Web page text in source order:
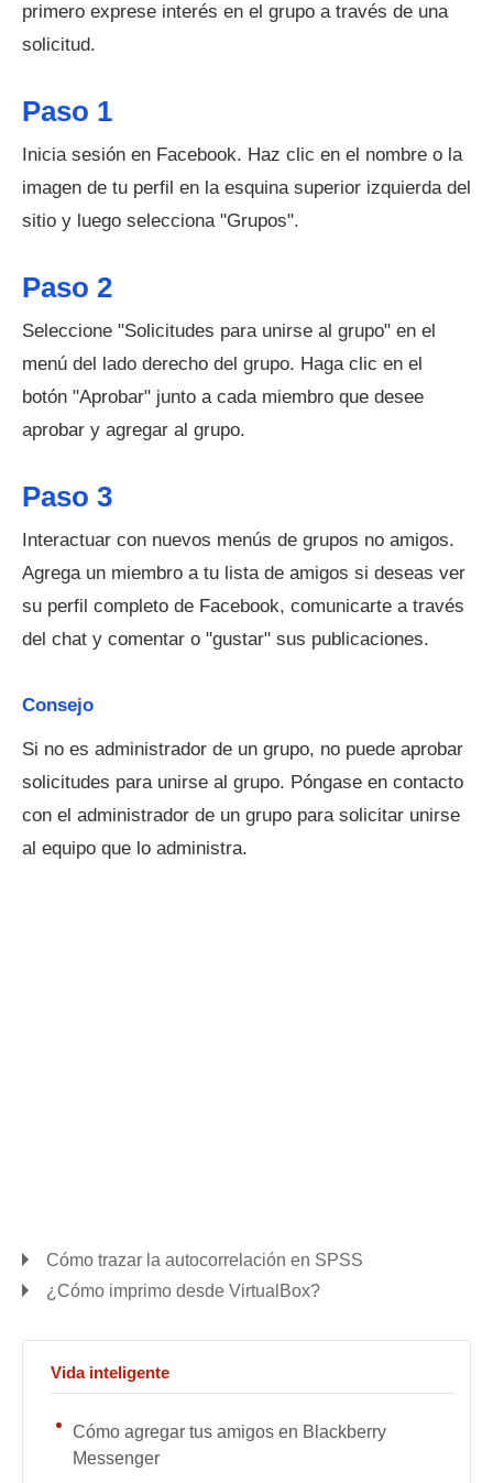
primero exprese interés en el grupo a través de una
solicitud.
Paso 1
Inicia sesión en Facebook. Haz clic en el nombre o la
imagen de tu perfil en la esquina superior izquierda del
sitio y luego selecciona "Grupos".
Paso 2
Seleccione "Solicitudes para unirse al grupo" en el
menú del lado derecho del grupo. Haga clic en el
botón "Aprobar" junto a cada miembro que desee
aprobar y agregar al grupo.
Paso 3
Interactuar con nuevos menús de grupos no amigos.
Agrega un miembro a tu lista de amigos si deseas ver
su perfil completo de Facebook, comunicarte a través
del chat y comentar o "gustar" sus publicaciones.
Consejo
Si no es administrador de un grupo, no puede aprobar
solicitudes para unirse al grupo. Póngase en contacto
con el administrador de un grupo para solicitar unirse
al equipo que lo administra.
Cómo trazar la autocorrelación en SPSS
¿Cómo imprimo desde VirtualBox?
Vida inteligente
Cómo agregar tus amigos en Blackberry
Messenger